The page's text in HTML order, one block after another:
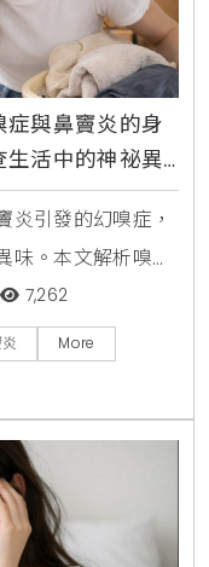
與鼻竇炎的身
活中的神祕異
引發的幻嗅症，
。本文解析嗅覺
孔與清潔家具，
新的呼吸體驗。
7,262
More